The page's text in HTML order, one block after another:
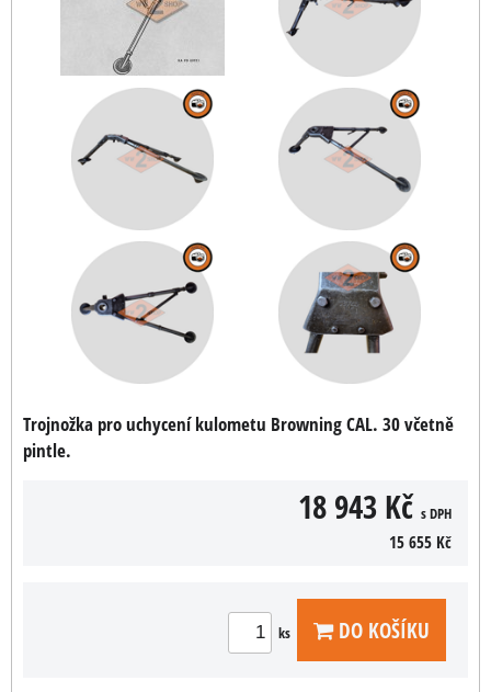
Trojnožka pro uchycení kulometu Browning CAL. 30 včetně
pintle.
18 943 Kč s DPH
15 655 Kč
ks DO KOŠÍKU